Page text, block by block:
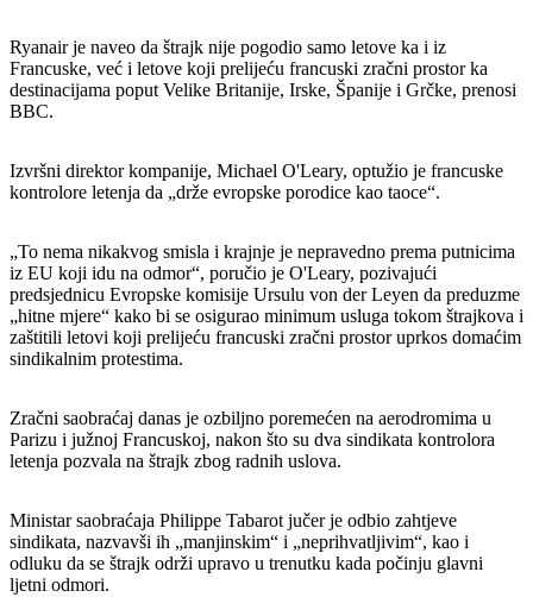
Ryanair je naveo da štrajk nije pogodio samo letove ka i iz
Francuske, već i letove koji prelijeću francuski zračni prostor ka
destinacijama poput Velike Britanije, Irske, Španije i Grčke, prenosi
BBC.
Izvršni direktor kompanije, Michael O'Leary, optužio je francuske
kontrolore letenja da „drže evropske porodice kao taoce“.
„To nema nikakvog smisla i krajnje je nepravedno prema putnicima
iz EU koji idu na odmor“, poručio je O'Leary, pozivajući
predsjednicu Evropske komisije Ursulu von der Leyen da preduzme
„hitne mjere“ kako bi se osigurao minimum usluga tokom štrajkova i
zaštitili letovi koji prelijeću francuski zračni prostor uprkos domaćim
sindikalnim protestima.
Zračni saobraćaj danas je ozbiljno poremećen na aerodromima u
Parizu i južnoj Francuskoj, nakon što su dva sindikata kontrolora
letenja pozvala na štrajk zbog radnih uslova.
Ministar saobraćaja Philippe Tabarot jučer je odbio zahtjeve
sindikata, nazvavši ih „manjinskim“ i „neprihvatljivim“, kao i
odluku da se štrajk održi upravo u trenutku kada počinju glavni
ljetni odmori.